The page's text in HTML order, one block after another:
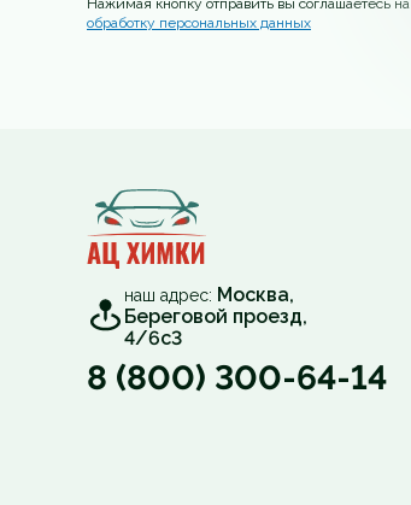
Нажимая кнопку отправить вы соглашаетесь на
обработку персональных данных
наш адрес: Москва,
Береговой проезд,
4/6с3
8 (800) 300-64-14